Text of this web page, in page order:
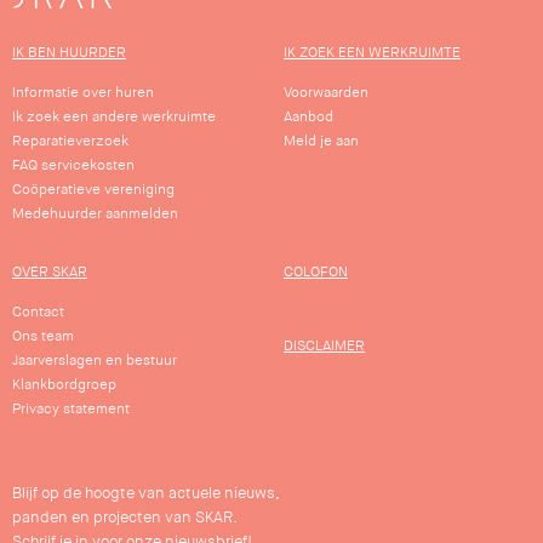
IK BEN HUURDER
Informatie over huren
Ik zoek een andere werkruimte
Reparatieverzoek
FAQ servicekosten
Coöperatieve vereniging
Medehuurder aanmelden
IK ZOEK EEN WERKRUIMTE
Voorwaarden
Aanbod
Meld je aan
OVER SKAR
Contact
Ons team
Jaarverslagen en bestuur
Klankbordgroep
Privacy statement
COLOFON
DISCLAIMER
Blijf op de hoogte van actuele nieuws,
panden en projecten van SKAR.